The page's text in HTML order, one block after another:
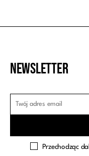
Newsletter
Przechodząc